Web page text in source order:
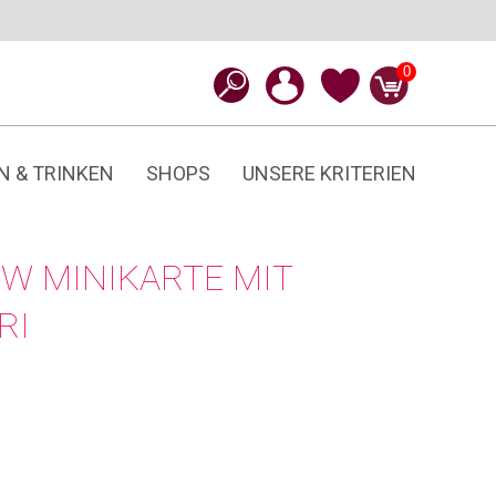
0
& TRINKEN SHOPS UNSERE KRITERIEN
MINIKARTE MIT